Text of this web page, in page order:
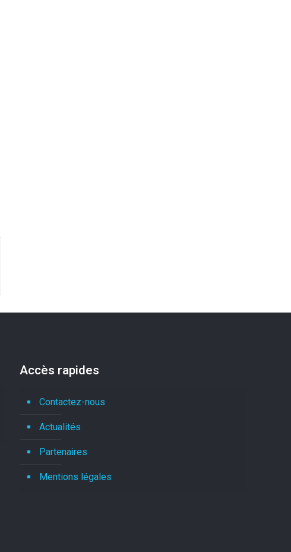
Accès rapides
Contactez-nous
Actualités
Partenaires
Mentions légales